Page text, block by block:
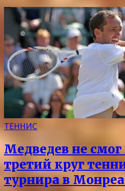
ТЕННИС
Медведев не
третий круг
турнира в